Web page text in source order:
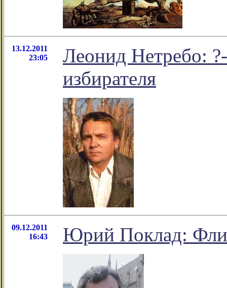
13.12.2011
23:05
Леонид Нетребо:
избирателя
09.12.2011
16:43
Юрий Поклад: